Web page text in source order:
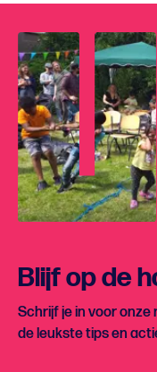
Blijf op de
Schrijf je in voor
de leukste tips en